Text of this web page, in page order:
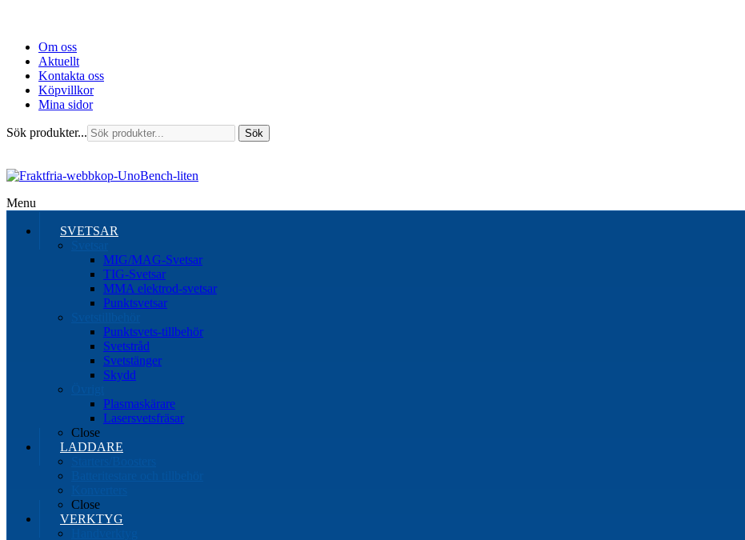
Om oss
Aktuellt
Kontakta oss
Köpvillkor
Mina sidor
Sök produkter... Sök
Menu
SVETSAR
MIG/MAG-Svetsar
TIG-Svetsar
MMA elektrod-svetsar
Punktsvetsar
Punktsvets-tillbehör
Svetstråd
Svetstänger
Skydd
Plasmaskärare
Lasersvetsfräsar
Close
LADDARE
Close
VERKTYG